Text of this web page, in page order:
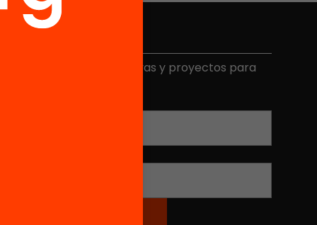
Recibe contenidos, iniciativas y proyectos para